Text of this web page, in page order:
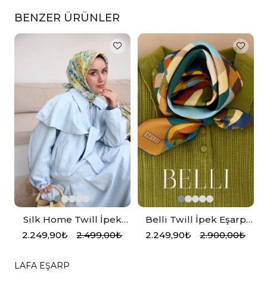
BENZER ÜRÜNLER
Silk Home Twill İpek
Eşarp 11469-12
2.249,90₺ 2.499,00₺
Belli Twill İpek Eşarp
4300-03 Mavi. Yeşil,
2.249,90₺ 2.900,00₺
LAFA EŞARP